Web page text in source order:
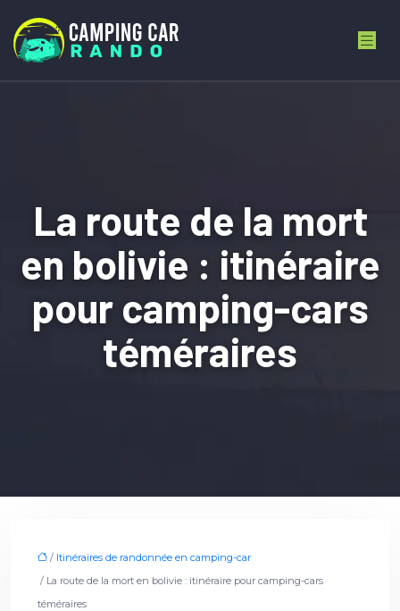
La route de la mort
en bolivie : itinéraire
pour camping-cars
téméraires
/ Itinéraires de randonnée en camping-car
/ La route de la mort en bolivie : itinéraire pour camping-cars
téméraires